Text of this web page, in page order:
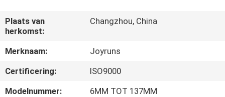
V.S.
FABRIEKSREIS
KWALITEITSCONTROLE
Plaats van
herkomst:
Changzhou, China
Merknaam:
Joyruns
Certificering:
ISO9000
Modelnummer:
6MM TOT 137MM